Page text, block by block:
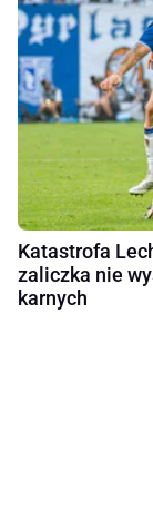
Katastrofa
zaliczka nie
karnych